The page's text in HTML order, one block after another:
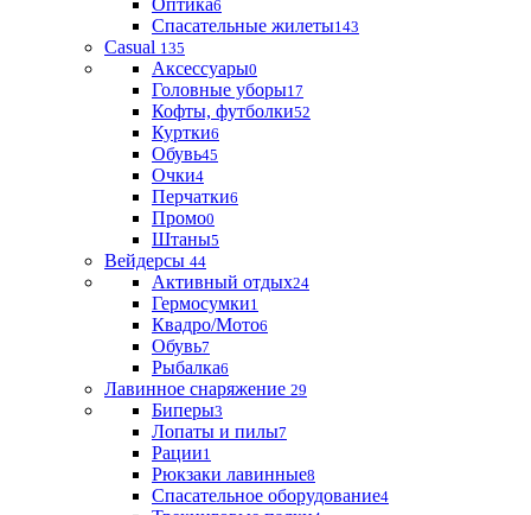
Оптика6
Спасательные жилеты143
Casual 135
Аксессуары0
Головные уборы17
Кофты, футболки52
Куртки6
Обувь45
Очки4
Перчатки6
Промо0
Штаны5
Вейдерсы 44
Активный отдых24
Гермосумки1
Квадро/Мото6
Обувь7
Рыбалка6
Лавинное снаряжение 29
Биперы3
Лопаты и пилы7
Рации1
Рюкзаки лавинные8
Спасательное оборудование4